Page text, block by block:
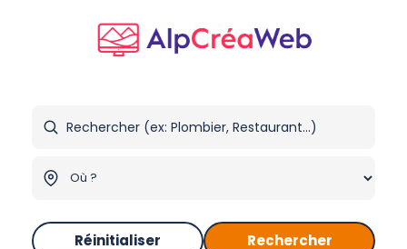
Réinitialiser Rechercher